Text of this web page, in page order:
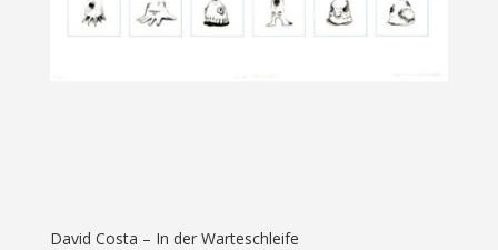
David Costa – In der Warteschleife